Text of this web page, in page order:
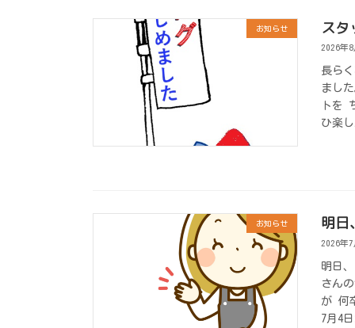
お知らせ スタ
2026年8
長ら
まし
トを
ひ楽
お知らせ 明日
2026年7
明日
さん
が 何
7月4